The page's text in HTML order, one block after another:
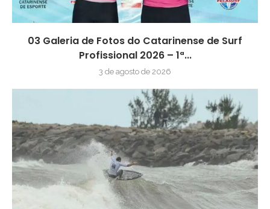
03 Galeria de Fotos do Catarinense de Surf
Profissional 2026 – 1ª...
3 de agosto de 2026